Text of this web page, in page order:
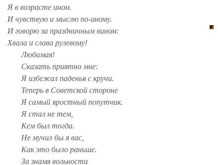
Я в возрасте ином.
И чувствую и мыслю по-иному.
И говорю за праздничным вином:
Хвала и слава рулевому!
Любимая!
Сказать приятно мне:
Я избежал паденья с кручи.
Теперь в Советской стороне
Я самый яростный попутчик.
Я стал не тем,
Кем был тогда.
Не мучил бы я вас,
Как это было раньше.
За знамя вольности